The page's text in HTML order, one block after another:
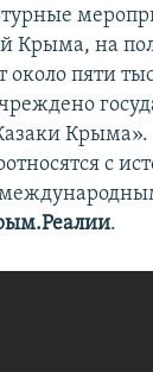
Крыма, на
около пяти
Крыма».
с
.